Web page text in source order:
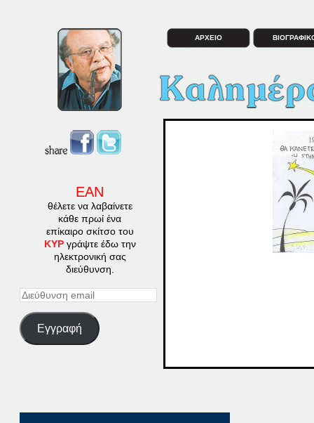
ΕΑΝ
θέλετε να λαβαίνετε
κάθε πρωί ένα
επίκαιρο σκίτσο του
ΚΥΡγράψτε έδω την
ηλεκτρονική σας
διεύθυνση.
Διεύθυνση
Εγγραφή
ΑΡΧΕΙΟ